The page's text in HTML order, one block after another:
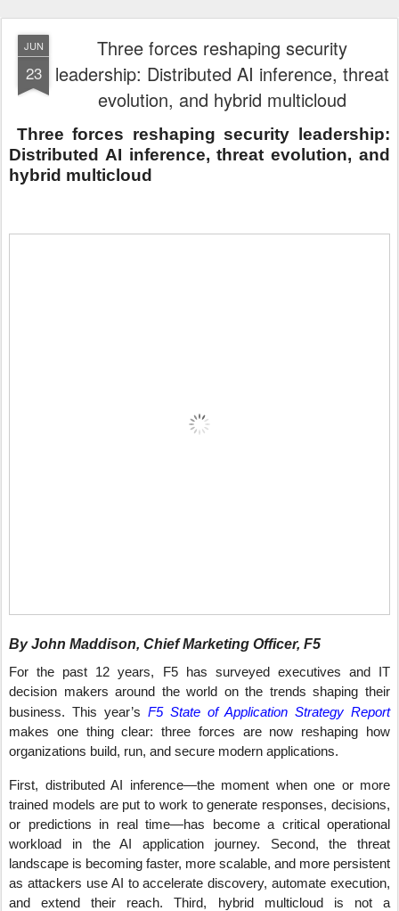
JUN
23
Three forces reshaping security
leadership: Distributed AI inference, threat
evolution, and hybrid multicloud
Three forces reshaping security leadership:
Distributed AI inference, threat evolution, and
hybrid multicloud
By John Maddison, Chief Marketing Officer, F5
For the past 12 years, F5 has surveyed executives and IT
decision makers around the world on the trends shaping their
business. This year’s F5 State of Application Strategy Report
makes one thing clear: three forces are now reshaping how
organizations build, run, and secure modern applications.
First, distributed AI inference—the moment when one or more
trained models are put to work to generate responses, decisions,
or predictions in real time—has become a critical operational
workload in the AI application journey. Second, the threat
landscape is becoming faster, more scalable, and more persistent
as attackers use AI to accelerate discovery, automate execution,
and extend their reach. Third, hybrid multicloud is not a